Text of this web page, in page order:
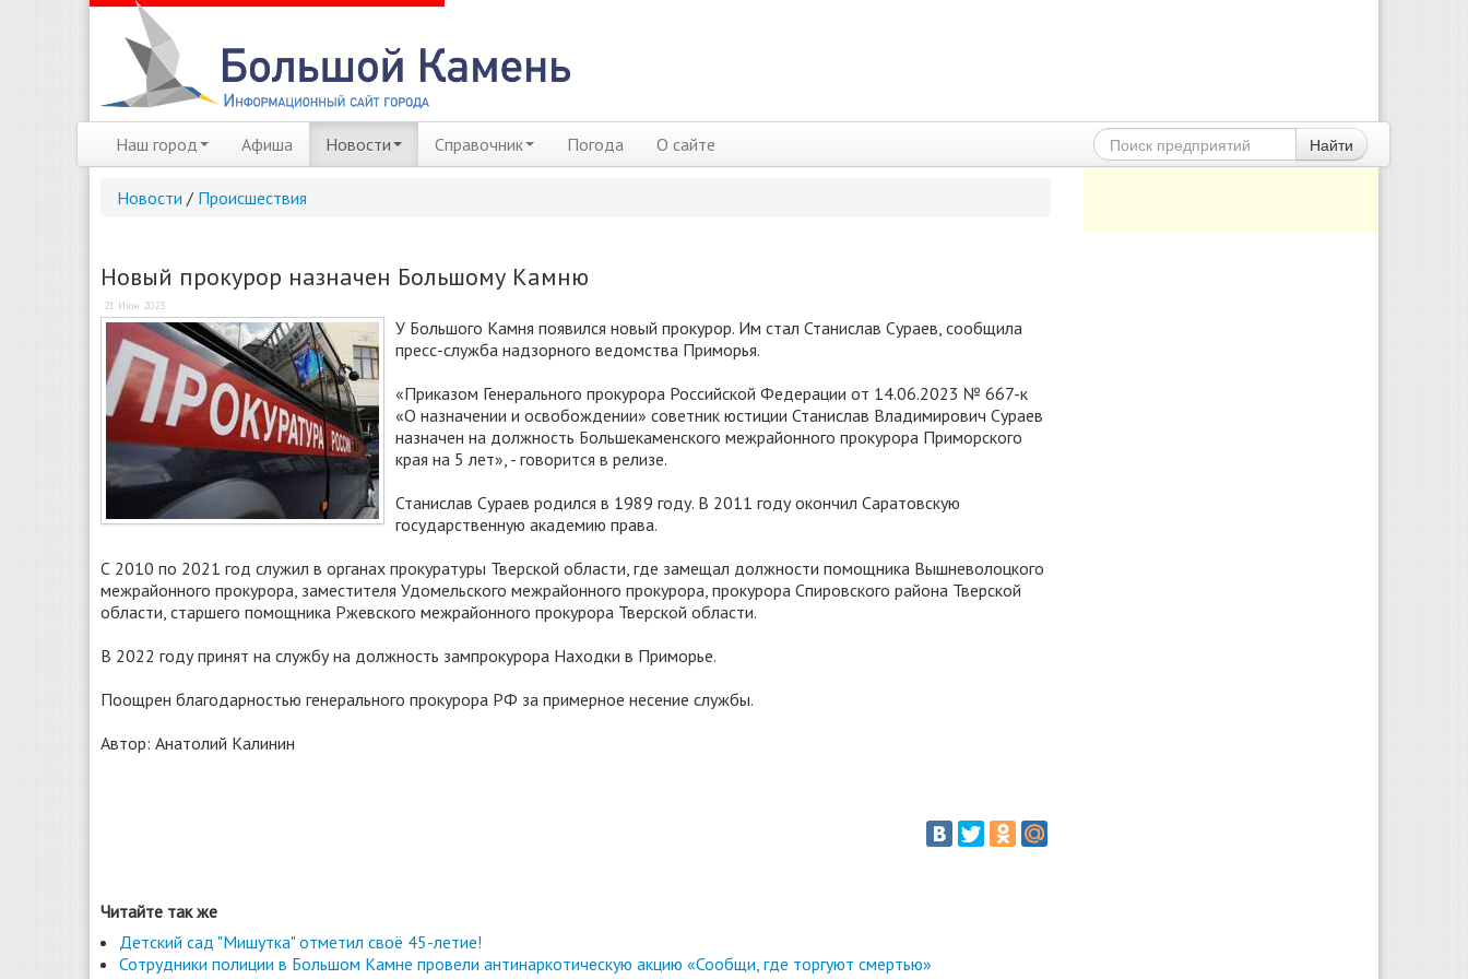
Наш город Афиша Новости Справочник Погода О сайте Найти
Новости / Происшествия
Новый прокурор назначен Большому Камню
21 Июн 2023
У Большого Камня появился новый прокурор. Им стал Станислав Сураев, сообщила
пресс-служба надзорного ведомства Приморья.
«Приказом Генерального прокурора Российской Федерации от 14.06.2023 № 667-к
«О назначении и освобождении» советник юстиции Станислав Владимирович Сураев
назначен на должность Большекаменского межрайонного прокурора Приморского
края на 5 лет», - говорится в релизе.
Станислав Сураев родился в 1989 году. В 2011 году окончил Саратовскую
государственную академию права.
С 2010 по 2021 год служил в органах прокуратуры Тверской области, где замещал должности помощника Вышневолоцкого
межрайонного прокурора, заместителя Удомельского межрайонного прокурора, прокурора Спировского района Тверской
области, старшего помощника Ржевского межрайонного прокурора Тверской области.
В 2022 году принят на службу на должность зампрокурора Находки в Приморье.
Поощрен благодарностью генерального прокурора РФ за примерное несение службы.
Автор: Анатолий Калинин
Читайте так же
Детский сад "Мишутка" отметил своё 45-летие!
Сотрудники полиции в Большом Камне провели антинаркотическую акцию «Сообщи, где торгуют смертью»